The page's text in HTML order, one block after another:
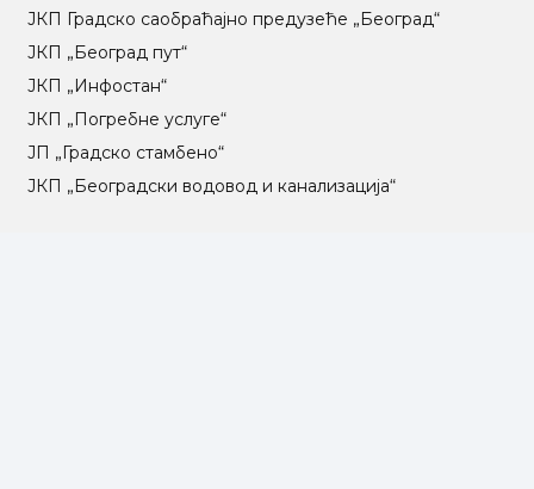
ЈКП Градско саобраћајно предузеће „Београд“
ЈКП „Београд пут“
ЈКП „Инфостан“
ЈКП „Погребне услуге“
ЈП „Градско стамбено“
ЈКП „Београдски водовод и канализација“